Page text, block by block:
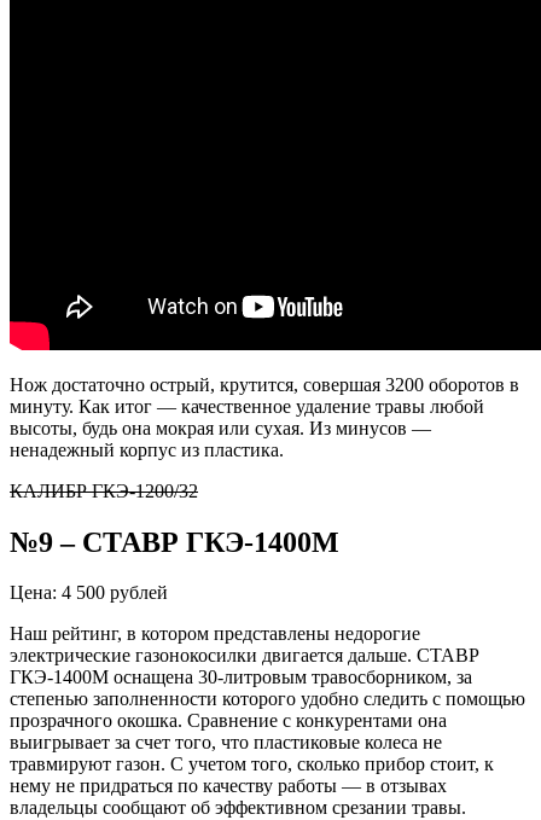
Нож достаточно острый, крутится, совершая 3200 оборотов в
минуту. Как итог — качественное удаление травы любой
высоты, будь она мокрая или сухая. Из минусов —
ненадежный корпус из пластика.
КАЛИБР ГКЭ-1200/32
№9 – СТАВР ГКЭ-1400М
Цена: 4 500 рублей
Наш рейтинг, в котором представлены недорогие
электрические газонокосилки двигается дальше. СТАВР
ГКЭ-1400М оснащена 30-литровым травосборником, за
степенью заполненности которого удобно следить с помощью
прозрачного окошка. Сравнение с конкурентами она
выигрывает за счет того, что пластиковые колеса не
травмируют газон. С учетом того, сколько прибор стоит, к
нему не придраться по качеству работы — в отзывах
владельцы сообщают об эффективном срезании травы.